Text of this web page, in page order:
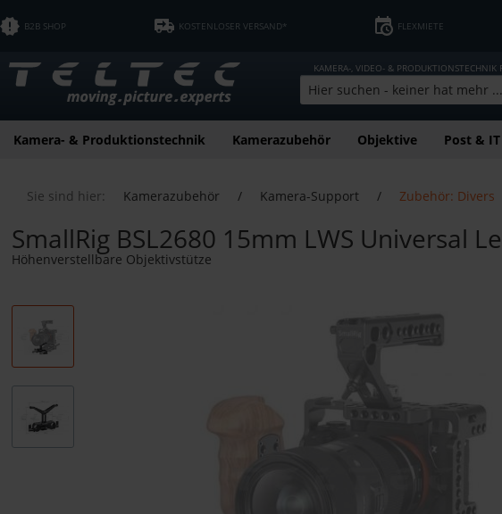
B2B SHOP KOSTENLOSER VERSAND* FLEXMIETE
KAMERA-, VIDEO- & PRODUKTIONSTECHNIK
Kamera- & Produktionstechnik Kamerazubehör Objektive Post & IT
Sie sind hier: Kamerazubehör / Kamera-Support / Zubehör: Divers
SmallRig BSL2680 15mm LWS Universal
Höhenverstellbare Objektivstütze